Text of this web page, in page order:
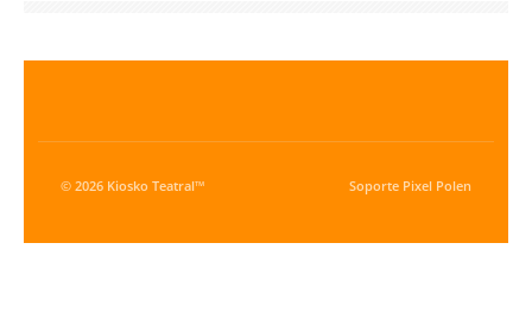
© 2026 Kiosko Teatral™ Soporte Pixel Polen